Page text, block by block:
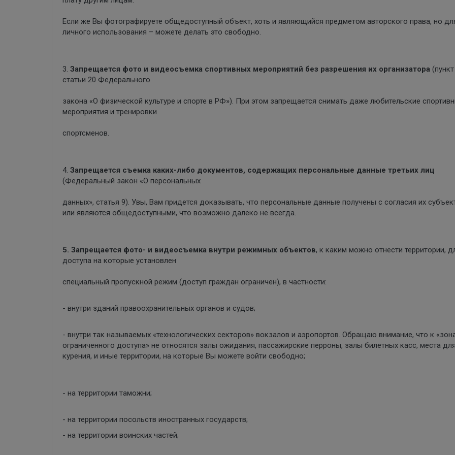
Если же Вы фотографируете общедоступный объект, хоть и являющийся предметом авторского права, но
личного использования – можете делать это свободно.
3. Запрещается фото и видеосъемка спортивных мероприятий без разрешения их организатора
статьи 20 Федерального
закона «О физической культуре и спорте в РФ»). При этом запрещается снимать даже любительские
мероприятия и тренировки
спортсменов.
4. Запрещается съемка каких-либо документов, содержащих персональные данные третьих лиц
(Федеральный закон «О персональных
данных», статья 9). Увы, Вам придется доказывать, что персональные данные получены с согласия их
или являются общедоступными, что возможно далеко не всегда.
5. Запрещается фото- и видеосъемка внутри режимных объектов, к каким можно отнести территории,
доступа на которые установлен
специальный пропускной режим (доступ граждан ограничен), в частности:
- внутри зданий правоохранительных органов и судов;
- внутри так называемых «технологических секторов» вокзалов и аэропортов. Обращаю внимание, что к
ограниченного доступа» не относятся залы ожидания, пассажирские перроны, залы билетных касс, места для
курения, и иные территории, на которые Вы можете войти свободно;
- на территории таможни;
- на территории посольств иностранных государств;
- на территории воинских частей;